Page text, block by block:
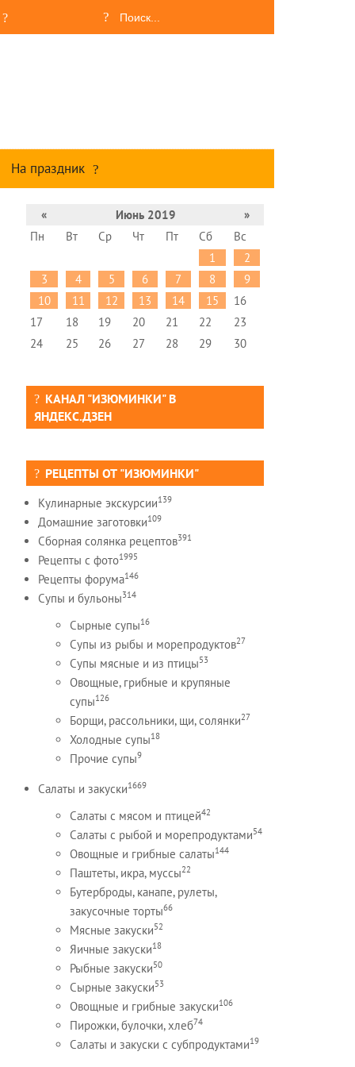
На праздник
« Июнь 2019
»
Пн
Вт Ср Чт Пт Сб
Вс
1
2
3
4 5 6 7 8
9
10
11 12 13 14 15
16
17
18 19 20 21 22
23
24
25 26 27 28 29 30
КАНАЛ "ИЗЮМИНКИ" В
ЯНДЕКС.ДЗЕН
РЕЦЕПТЫ ОТ "ИЗЮМИНКИ"
Кулинарные экскурсии139
Домашние заготовки109
Сборная солянка рецептов391
Рецепты c фото1995
Рецепты форума146
Супы и бульоны314
Сырные супы16
Супы из рыбы и морепродуктов27
Супы мясные и из птицы53
Овощные, грибные и крупяные
супы126
Борщи, рассольники, щи, солянки27
Холодные супы18
Прочие супы9
Салаты и закуски1669
Салаты с мясом и птицей42
Салаты с рыбой и морепродуктами54
Овощные и грибные салаты144
Паштеты, икра, муссы22
Бутерброды, канапе, рулеты,
закусочные торты66
Мясные закуски52
Яичные закуски18
Рыбные закуски50
Сырные закуски53
Овощные и грибные закуски106
Пирожки, булочки, хлеб74
Салаты и закуски с субпродуктами19